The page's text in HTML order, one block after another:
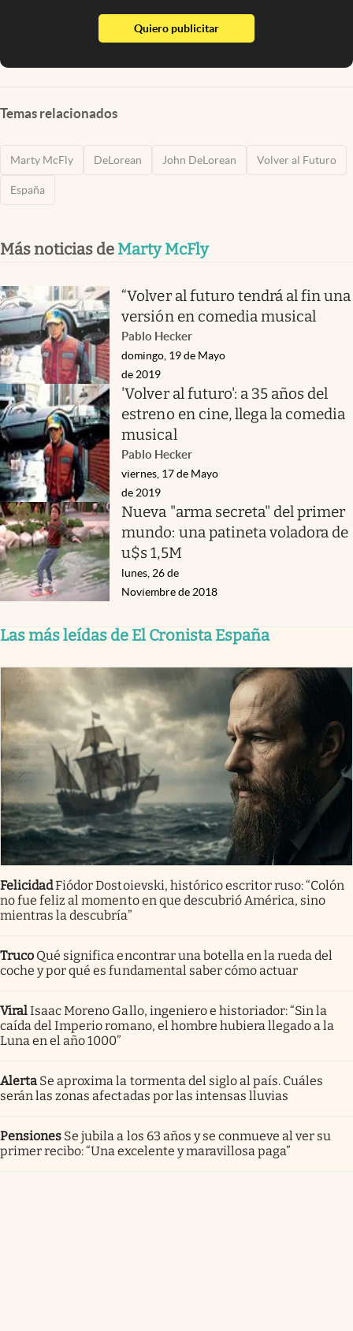
Quiero publicitarabre en nueva pestaña
Temas relacionados
Marty McFly DeLorean John DeLorean Volver al Futuro
España
Más noticias de Marty McFly
“Volver al futuro tendrá al fin una
versión en comedia musical
Pablo Hecker
domingo, 19 de Mayo
de 2019
'Volver al futuro': a 35 años del
estreno en cine, llega la comedia
musical
Pablo Hecker
viernes, 17 de Mayo
de 2019
Nueva "arma secreta" del primer
mundo: una patineta voladora de
u$s 1,5M
lunes, 26 de
Noviembre de 2018
Las más leídas de El Cronista España
FelicidadFiódor Dostoievski, histórico escritor ruso: “Colón
no fue feliz al momento en que descubrió América, sino
mientras la descubría”
Truco Qué significa encontrar una botella en la rueda del
coche y por qué es fundamental saber cómo actuar
ViralIsaac Moreno Gallo, ingeniero e historiador: “Sin la
caída del Imperio romano, el hombre hubiera llegado a la
Luna en el año 1000”
Alerta Se aproxima la tormenta del siglo al país. Cuáles
serán las zonas afectadas por las intensas lluvias
Pensiones Se jubila a los 63 años y se conmueve al ver su
primer recibo: “Una excelente y maravillosa paga”